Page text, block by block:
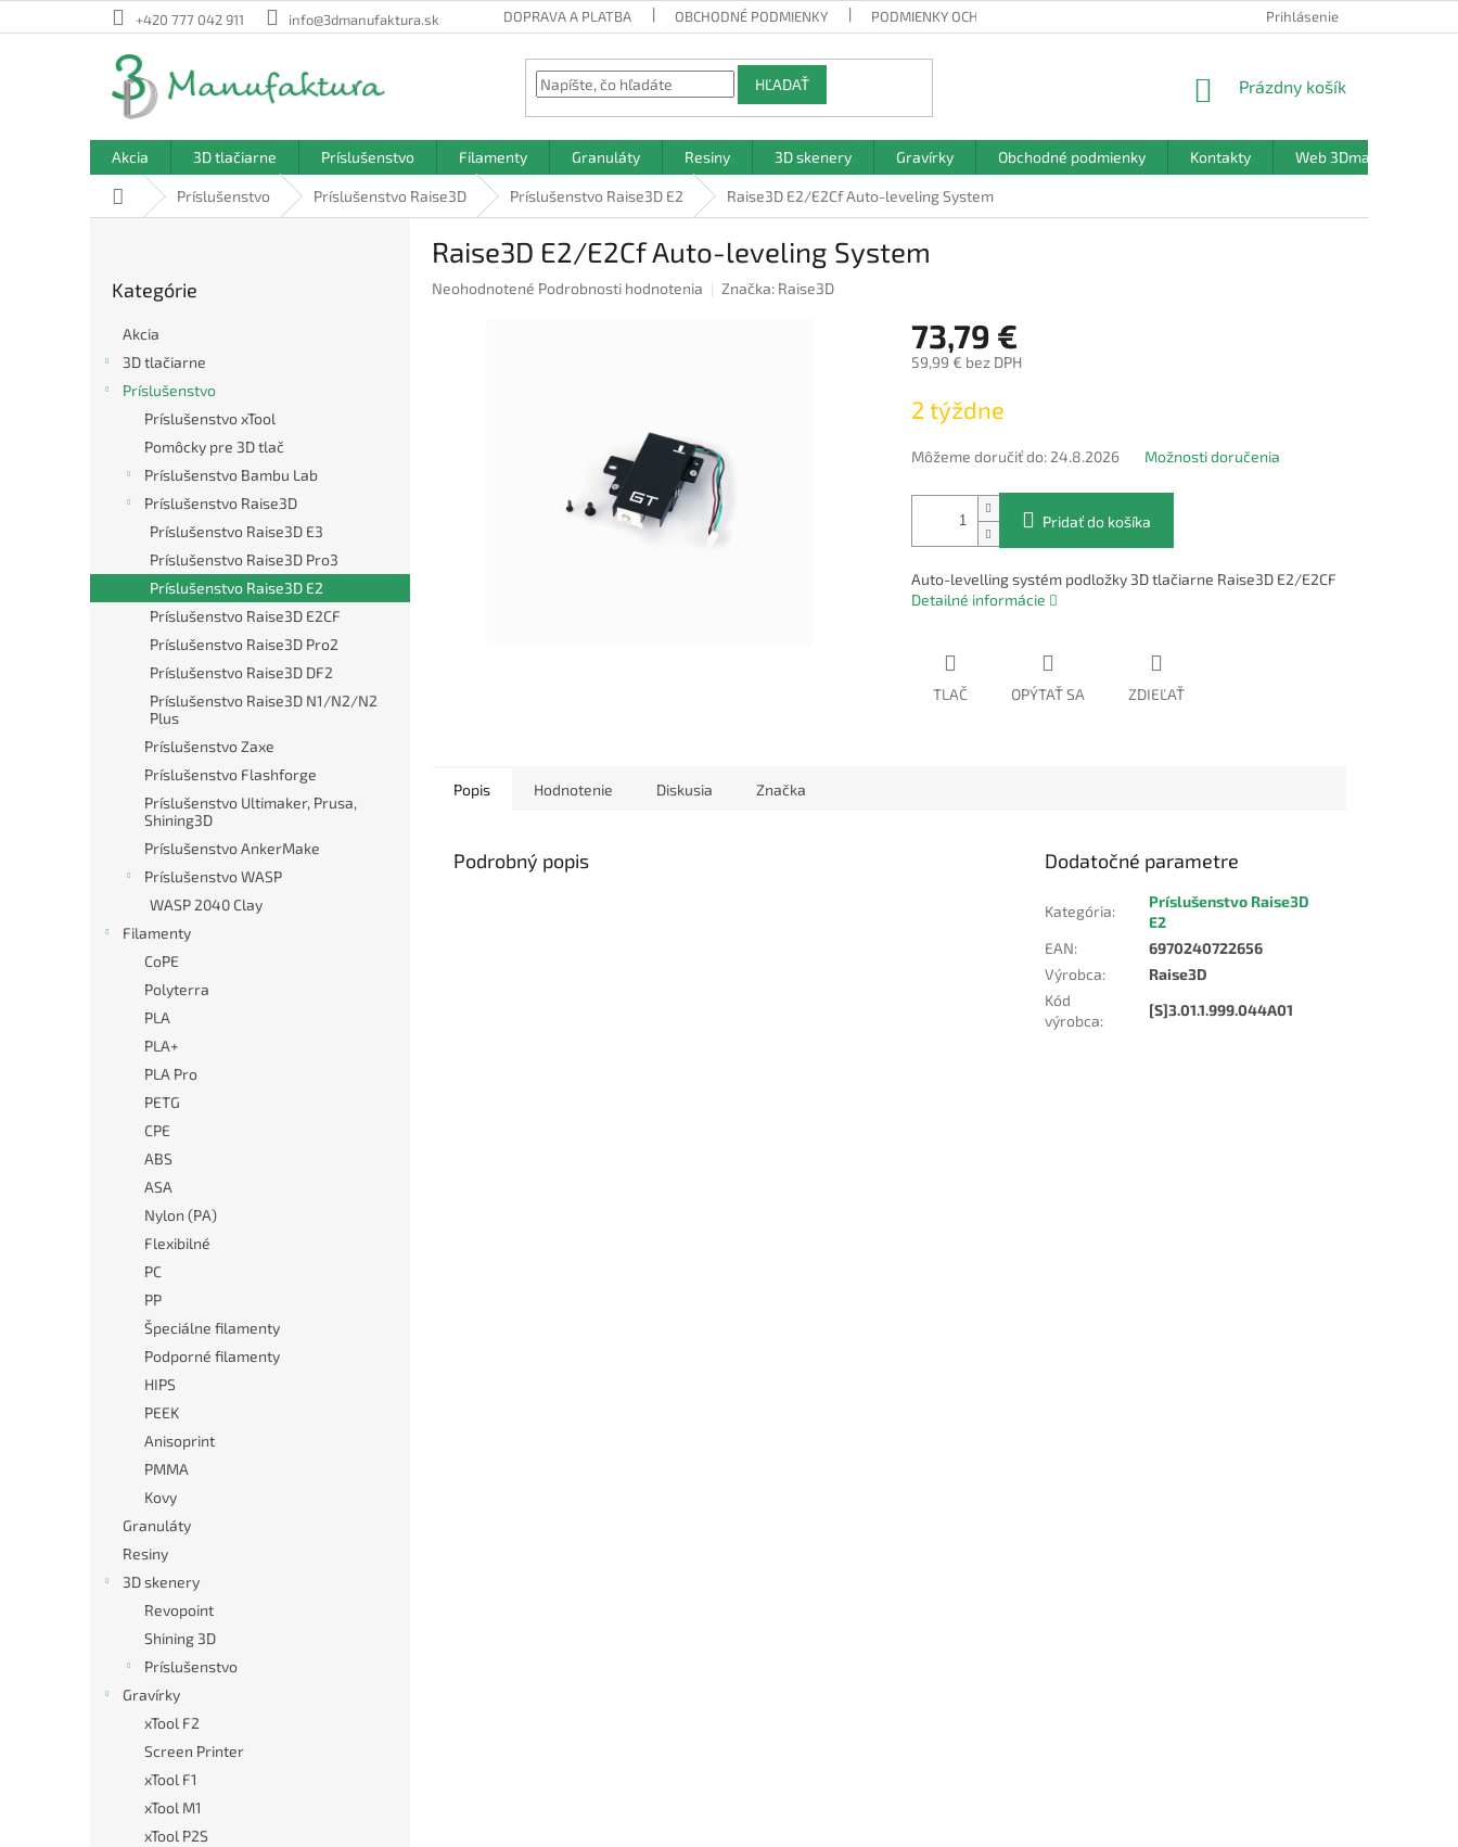
na
+420 777 042 911 info@3dmanufaktura.sk DOPRAVA A PLATBA OBCHODNÉ PODMIENKY PODMIENKY OCHRANY OSOBNÝCH ÚDAJOV Prihlásenie
HĽADAŤ
NÁKUPNÝ
Prázdny košík
Akcia 3D tlačiarne Príslušenstvo Filamenty Granuláty Resiny 3D skenery Gravírky Obchodné podmienky Kontakty Web 3Dmanufaktura.sk
DomovPríslušenstvo Príslušenstvo Raise3D Príslušenstvo Raise3D E2 Raise3D E2/E2Cf Auto-leveling System
kategórie
Kategórie
Akcia
3D tlačiarne
Príslušenstvo
Príslušenstvo xTool
Pomôcky pre 3D tlač
Príslušenstvo Bambu Lab
Príslušenstvo Raise3D
Príslušenstvo Raise3D E3
Príslušenstvo Raise3D Pro3
Príslušenstvo Raise3D E2
Príslušenstvo Raise3D E2CF
Príslušenstvo Raise3D Pro2
Príslušenstvo Raise3D DF2
Príslušenstvo Raise3D N1/N2/N2
Plus
Príslušenstvo Zaxe
Príslušenstvo Flashforge
Príslušenstvo Ultimaker, Prusa,
Shining3D
Príslušenstvo AnkerMake
Príslušenstvo WASP
WASP 2040 Clay
Filamenty
CoPE
Polyterra
PLA
PLA+
PLA Pro
PETG
CPE
ABS
ASA
Nylon (PA)
Flexibilné
PC
PP
Špeciálne filamenty
Podporné filamenty
HIPS
PEEK
Anisoprint
PMMA
Kovy
Granuláty
Resiny
3D skenery
Revopoint
Shining 3D
Príslušenstvo
Gravírky
xTool F2
Screen Printer
xTool F1
xTool M1
xTool P2S
Raise3D E2/E2Cf Auto-leveling System
Priemerné
Neohodnotené Podrobnosti hodnotenia Značka: Raise3D
73,79 €
59,99 € bez DPH
cena:
2 týždne
Môžeme doručiť do: 24.8.2026 Možnosti doručenia
Pridať do košíka
Auto-levelling systém podložky 3D tlačiarne Raise3D E2/E2CF
Detailné informácie
TLAČ OPÝTAŤ SA ZDIEĽAŤ
Popis Hodnotenie Diskusia Značka
Podrobný popis Dodatočné parametre
Kategória:
Príslušenstvo Raise3D
E2
EAN:
6970240722656
Výrobca:
Raise3D
Kód
výrobca:
[S]3.01.1.999.044A01